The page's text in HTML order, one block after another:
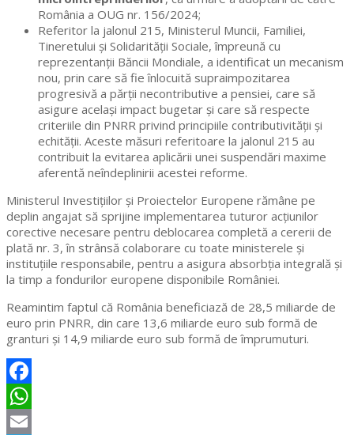
România a OUG nr. 156/2024;
Referitor la jalonul 215, Ministerul Muncii, Familiei,
Tineretului și Solidarității Sociale, împreună cu
reprezentanții Băncii Mondiale, a identificat un mecanism
nou, prin care să fie înlocuită supraimpozitarea
progresivă a părții necontributive a pensiei, care să
asigure același impact bugetar și care să respecte
criteriile din PNRR privind principiile contributivității și
echității. Aceste măsuri referitoare la jalonul 215 au
contribuit la evitarea aplicării unei suspendări maxime
aferentă neîndeplinirii acestei reforme.
Ministerul Investițiilor și Proiectelor Europene rămâne pe
deplin angajat să sprijine implementarea tuturor acțiunilor
corective necesare pentru deblocarea completă a cererii de
plată nr. 3, în strânsă colaborare cu toate ministerele și
instituțiile responsabile, pentru a asigura absorbția integrală și
la timp a fondurilor europene disponibile României.
Reamintim faptul că România beneficiază de 28,5 miliarde de
euro prin PNRR, din care 13,6 miliarde euro sub formă de
granturi și 14,9 miliarde euro sub formă de împrumuturi.
Facebook
WhatsApp